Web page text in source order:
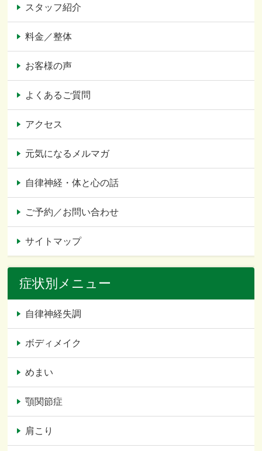
スタッフ紹介
料金／整体
お客様の声
よくあるご質問
アクセス
元気になるメルマガ
自律神経・体と心の話
ご予約／お問い合わせ
サイトマップ
症状別メニュー
自律神経失調
ボディメイク
めまい
顎関節症
肩こり